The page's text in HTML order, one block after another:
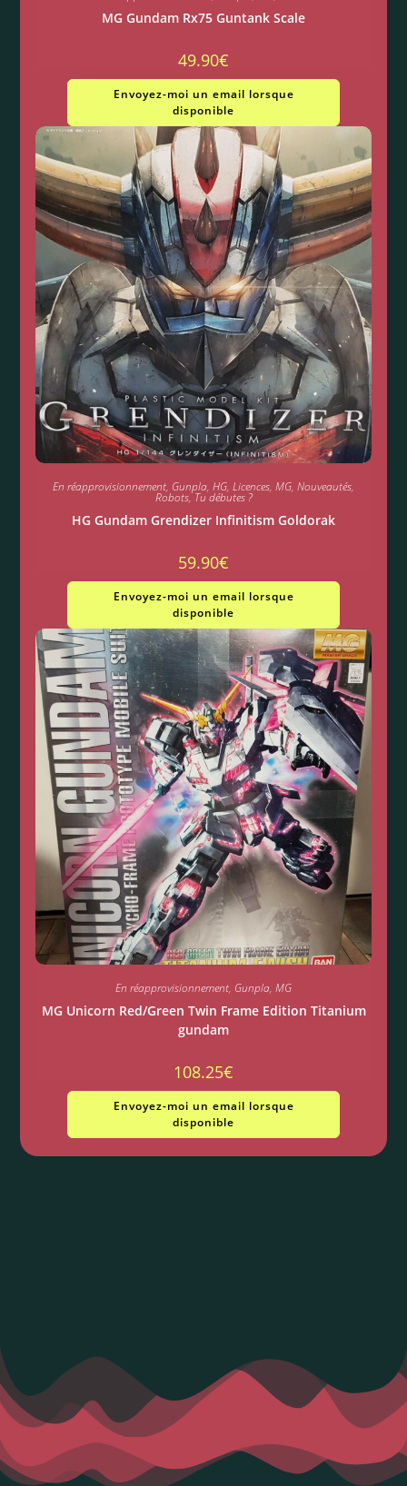
MG Gundam Rx75 Guntank Scale
49.90€
Envoyez-moi un email lorsque
disponible
En réapprovisionnement, Gunpla, HG, Licences, MG, Nouveautés,
Robots,Tu débutes ?
HG Gundam Grendizer Infinitism Goldorak
59.90€
Envoyez-moi un email lorsque
disponible
En réapprovisionnement, Gunpla, MG
MG Unicorn Red/Green Twin Frame Edition Titanium
gundam
108.25€
Envoyez-moi un email lorsque
disponible